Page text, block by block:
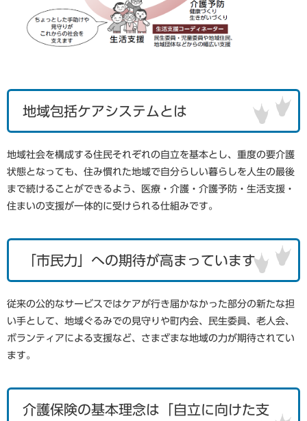
地域包括ケアシステムとは
地域社会を構成する住民それぞれの自立を基本とし、重度の要介護
状態となっても、住み慣れた地域で自分らしい暮らしを人生の最後
まで続けることができるよう、医療・介護・介護予防・生活支援・
住まいの支援が一体的に受けられる仕組みです。
「市民力」への期待が高まっています
従来の公的なサービスではケアが行き届かなかった部分の新たな担
い手として、地域ぐるみでの見守りや町内会、民生委員、老人会、
ボランティアによる支援など、さまざまな地域の力が期待されてい
ます。
介護保険の基本理念は「自立に向けた支